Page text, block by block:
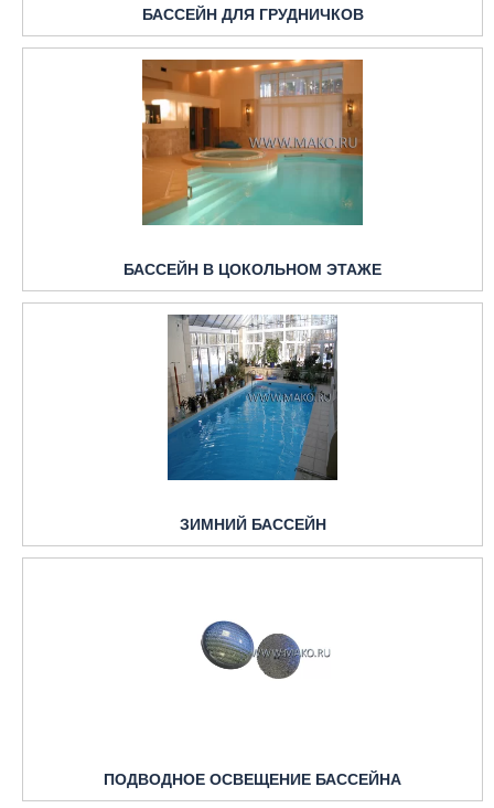
БАССЕЙН ДЛЯ ГРУДНИЧКОВ
БАССЕЙН В ЦОКОЛЬНОМ ЭТАЖЕ
ЗИМНИЙ БАССЕЙН
ПОДВОДНОЕ ОСВЕЩЕНИЕ БАССЕЙНА